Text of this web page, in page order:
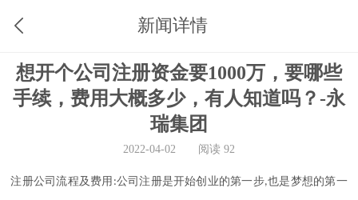
新闻详情
想开个公司注册资金要1000万，要哪些
手续，费用大概多少，有人知道吗？-永
瑞集团
2022-04-02 阅读 92
注册公司流程及费用 :公司注册是开始创业的第一步,也是梦想的第一